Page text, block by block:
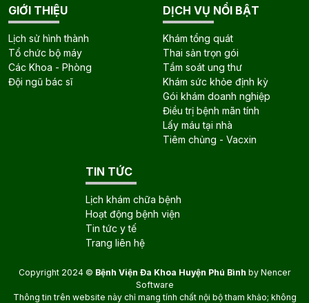
GIỚI THIỆU
Lịch sử hình thành
Tổ chức bộ máy
Các Khoa - Phòng
Đội ngũ bác sĩ
DỊCH VỤ NỔI BẬT
Khám tổng quát
Thai sản trọn gói
Tầm soát ung thư
Khám sức khỏe định kỳ
Gói khám doanh nghiệp
Điều trị bệnh mãn tính
Lấy máu tại nhà
Tiêm chủng - Vacxin
TIN TỨC
Lịch khám chữa bệnh
Hoạt động bệnh viện
Tin tức y tế
Trang liên hệ
Copyright 2024 © Bệnh Viện Đa Khoa Huyện Phú Bình by Nencer
Software
Thông tin trên website này chỉ mang tính chất nội bộ tham khảo; không